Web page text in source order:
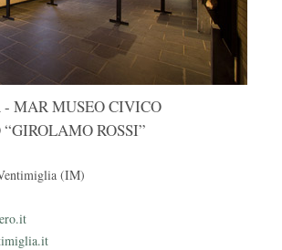
MAR MUSEO CIVICO
ROSSI”
(IM)